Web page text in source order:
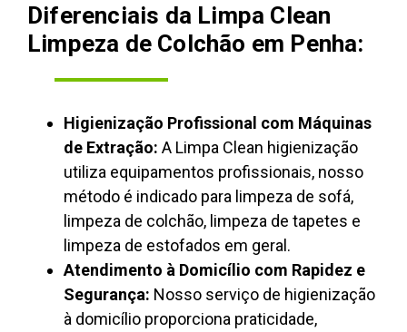
Diferenciais da Limpa Clean
Limpeza de Colchão em Penha:
Higienização Profissional com Máquinas
de Extração: A Limpa Clean higienização
utiliza equipamentos profissionais, nosso
método é indicado para limpeza de sofá,
limpeza de colchão, limpeza de tapetes e
limpeza de estofados em geral.
Atendimento à Domicílio com Rapidez e
Segurança: Nosso serviço de higienização
à domicílio proporciona praticidade,